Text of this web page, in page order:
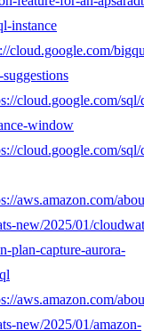
instance
cloud.google.com/
cloud.google.com/sql/
window
cloud.google.com/sql/
aws.amazon.com/
new/2025/01/
plan-capture-aurora-
aws.amazon.com/
new/2025/01/amazon-